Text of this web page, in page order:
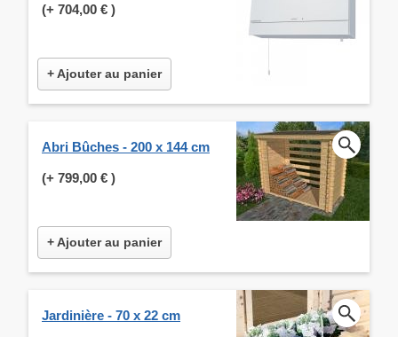
(+ 704,00 € )
+ Ajouter au panier
Abri Bûches - 200 x 144 cm
(+ 799,00 € )
+ Ajouter au panier
Jardinière - 70 x 22 cm